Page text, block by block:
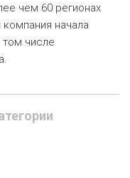
чем 60 регионах
начала
том числе